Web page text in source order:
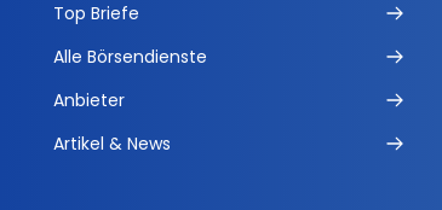
Top Briefe
Alle Börsendienste
Anbieter
Artikel & News